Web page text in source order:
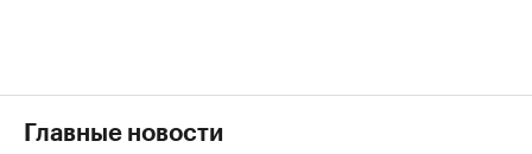
Главные новости